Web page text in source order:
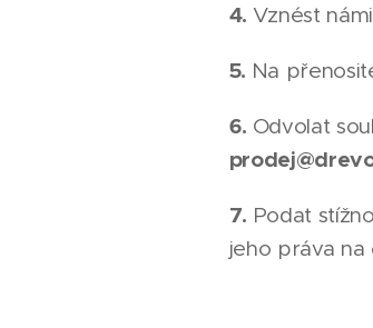
4. Vznést
5. Na
6. Odvolat
7. Podat
jeho práva na